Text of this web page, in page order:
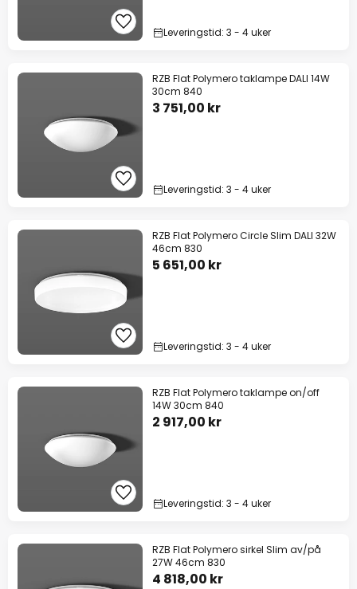
Leveringstid: 3 - 4 uker
RZB Flat Polymero taklampe DALI 14W
30cm 840
3 751,00 kr
Leveringstid: 3 - 4 uker
RZB Flat Polymero Circle Slim DALI 32W
46cm 830
5 651,00 kr
Leveringstid: 3 - 4 uker
RZB Flat Polymero taklampe on/off
14W 30cm 840
2 917,00 kr
Leveringstid: 3 - 4 uker
RZB Flat Polymero sirkel Slim av/på
27W 46cm 830
4 818,00 kr